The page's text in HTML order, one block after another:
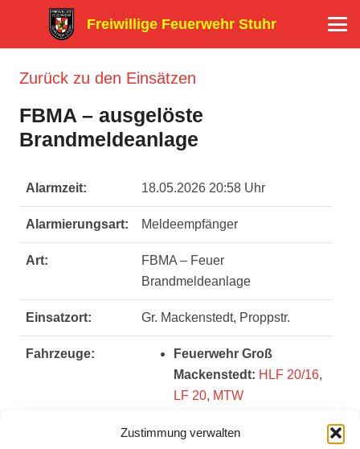
Zustimmung verwalten
Freiwillige Feuerwehr Stuhr
Zurück zu den Einsätzen
FBMA – ausgelöste
Brandmeldeanlage
Alarmzeit: 18.05.2026 20:58 Uhr
Alarmierungsart: Meldeempfänger
Art:
FBMA – Feuer
Brandmeldeanlage
Einsatzort: Gr. Mackenstedt, Proppstr.
Fahrzeuge:
Feuerwehr Groß
Mackenstedt: HLF 20/16,
LF 20, MTW